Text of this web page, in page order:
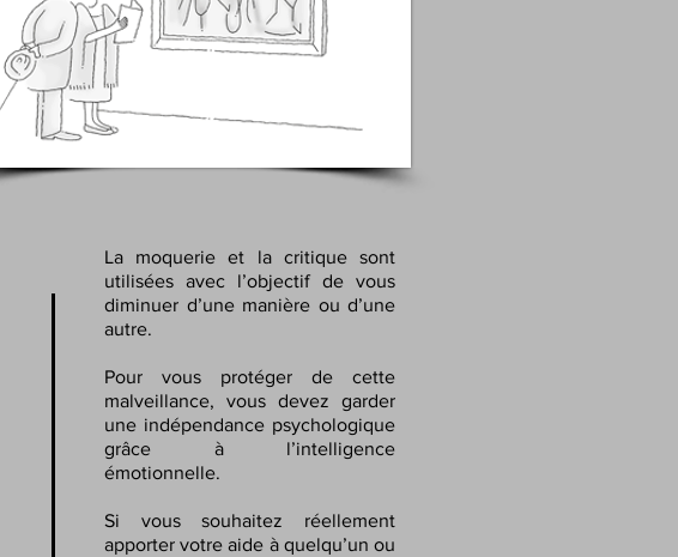
La moquerie et la critique sont
utilisées avec l’objectif de vous
diminuer d’une manière ou d’une
autre.
Pour vous protéger de cette
malveillance, vous devez garder
une indépendance psychologique
grâce à l’intelligence
émotionnelle.
Si vous souhaitez réellement
apporter votre aide à quelqu’un ou